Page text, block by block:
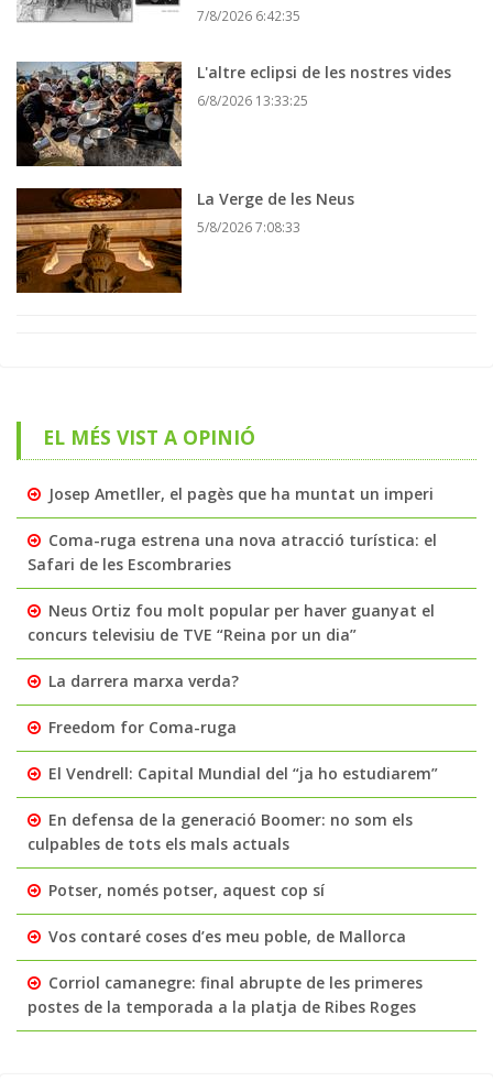
7/8/2026 6:42:35
L'altre eclipsi de les nostres vides
6/8/2026 13:33:25
La Verge de les Neus
5/8/2026 7:08:33
EL MÉS VIST A OPINIÓ
Josep Ametller, el pagès que ha muntat un imperi
Coma-ruga estrena una nova atracció turística: el
Safari de les Escombraries
Neus Ortiz fou molt popular per haver guanyat el
concurs televisiu de TVE “Reina por un dia”
La darrera marxa verda?
Freedom for Coma-ruga
El Vendrell: Capital Mundial del “ja ho estudiarem”
En defensa de la generació Boomer: no som els
culpables de tots els mals actuals
Potser, només potser, aquest cop sí
Vos contaré coses d’es meu poble, de Mallorca
Corriol camanegre: final abrupte de les primeres
postes de la temporada a la platja de Ribes Roges